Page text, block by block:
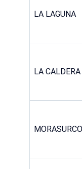
LA LAGUNA
LA CALDERA
MORASURCO